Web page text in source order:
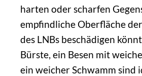
harten oder scharfen
empfindliche Oberfläche
des LNBs beschädigen
Bürste, ein Besen mit
ein weicher Schwamm sind